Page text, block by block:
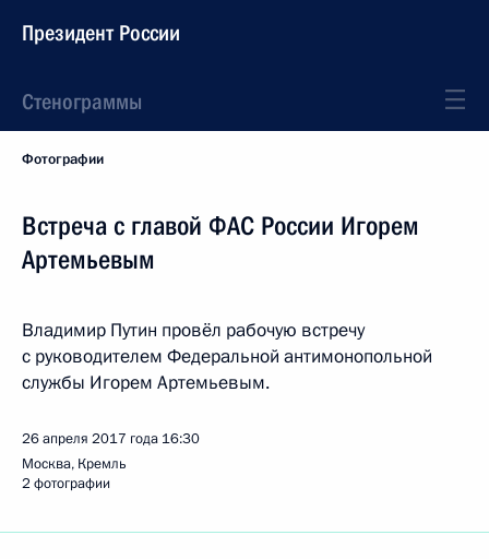
Президент России
Стенограммы
Фотографии
Встреча с главой ФАС России Игорем
Артемьевым
Владимир Путин провёл рабочую встречу
с руководителем Федеральной антимонопольной
службы Игорем Артемьевым.
26 апреля 2017 года 16:30
Москва, Кремль
2 фотографии